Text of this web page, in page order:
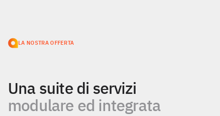
LA NOSTRA OFFERTA
Una suite di servizi
modulare ed integrata